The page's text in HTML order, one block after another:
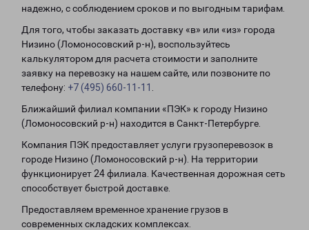
надежно, с соблюдением сроков и по выгодным тарифам.
Для того, чтобы заказать доставку «в» или «из» города
Низино (Ломоносовский р-н), воспользуйтесь
калькулятором для расчета стоимости и заполните
заявку на перевозку на нашем сайте, или позвоните по
телефону: +7 (495) 660-11-11
Ближайший филиал компании «ПЭК» к городу Низино
(Ломоносовский р-н) находится в Санкт-Петербурге.
Компания ПЭК предоставляет услуги грузоперевозок в
городе Низино (Ломоносовский р-н). На территории
функционирует 24 филиала. Качественная дорожная сеть
способствует быстрой доставке.
Предоставляем временное хранение грузов в
современных складских комплексах.